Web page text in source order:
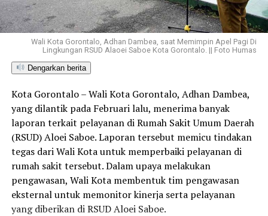
Wali Kota Gorontalo, Adhan Dambea, saat Memimpin Apel Pagi Di
Lingkungan RSUD Alaoei Saboe Kota Gorontalo. || Foto Humas
Dengarkan berita
Kota Gorontalo – Wali Kota Gorontalo, Adhan Dambea,
yang dilantik pada Februari lalu, menerima banyak
laporan terkait pelayanan di Rumah Sakit Umum Daerah
(RSUD) Aloei Saboe. Laporan tersebut memicu tindakan
tegas dari Wali Kota untuk memperbaiki pelayanan di
rumah sakit tersebut. Dalam upaya melakukan
pengawasan, Wali Kota membentuk tim pengawasan
eksternal untuk memonitor kinerja serta pelayanan
yang diberikan di RSUD Aloei Saboe.